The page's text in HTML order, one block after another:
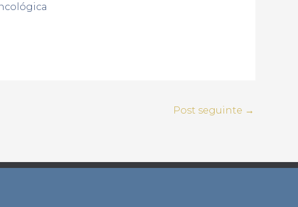
Post seguinte →